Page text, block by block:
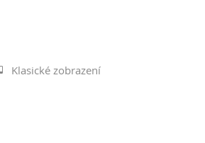
Klasické zobrazení